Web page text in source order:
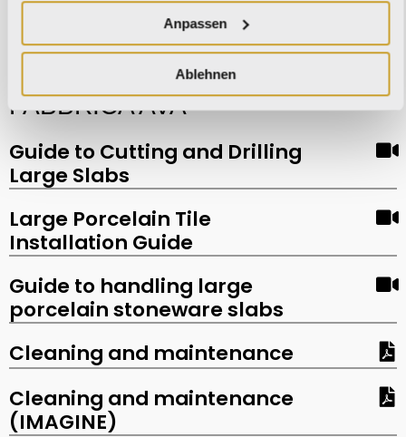
Anpassen
Ablehnen
Information and guidelines - LA
FABBRICA AVA
Guide to Cutting and Drilling
Large Slabs
Large Porcelain Tile
Installation Guide
Guide to handling large
porcelain stoneware slabs
Cleaning and maintenance
Cleaning and maintenance
(IMAGINE)